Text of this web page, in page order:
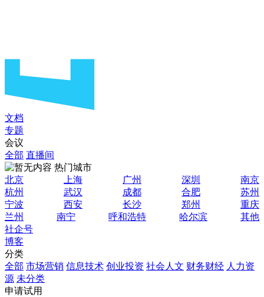
文档
专题
会议
全部 直播间
热门城市
北京
上海 广州 深圳
南京
杭州
武汉 成都 合肥
苏州
宁波
西安 长沙 郑州
重庆
兰州
南宁 呼和浩特 哈尔滨
其他
社企号
博客
分类
全部 市场营销 信息技术 创业投资 社会人文 财务财经 人力资
源 未分类
申请试用